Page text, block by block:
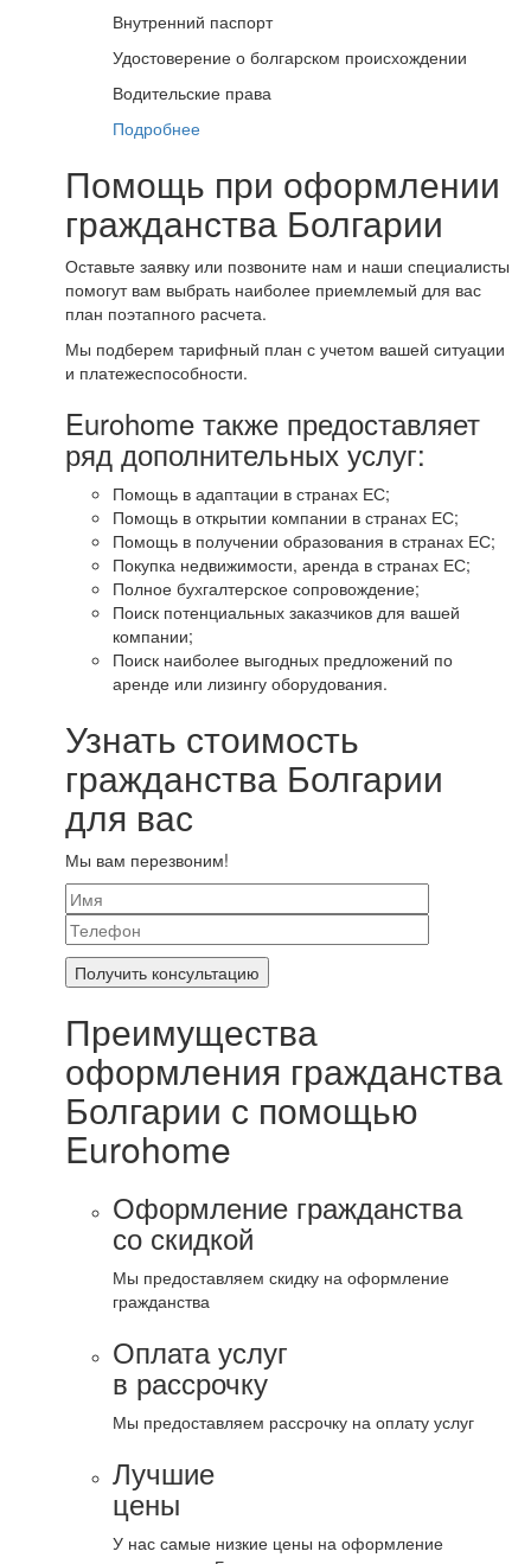
Внутренний паспорт
Удостоверение о болгарском происхождении
Водительские права
Подробнее
Помощь при оформлении
гражданства Болгарии
Оставьте заявку или позвоните нам и наши специалисты
помогут вам выбрать наиболее приемлемый для вас
план поэтапного расчета.
Мы подберем тарифный план с учетом вашей ситуации
и платежеспособности.
Eurohome также предоставляет
ряд дополнительных услуг:
Помощь в адаптации в странах ЕС;
Помощь в открытии компании в странах ЕС;
Помощь в получении образования в странах ЕС;
Покупка недвижимости, аренда в странах ЕС;
Полное бухгалтерское сопровождение;
Поиск потенциальных заказчиков для вашей
компании;
Поиск наиболее выгодных предложений по
аренде или лизингу оборудования.
Узнать стоимость
гражданства Болгарии
для вас
Мы вам перезвоним!
Преимущества
оформления гражданства
Болгарии с помощью
Eurohome
Оформление гражданства
со скидкой
Мы предоставляем скидку на оформление
гражданства
Оплата услуг
в рассрочку
Мы предоставляем рассрочку на оплату услуг
Лучшие
цены
У нас самые низкие цены на оформление